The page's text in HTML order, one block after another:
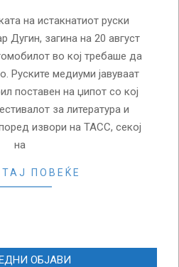
на истакнатиот руски
загина на 20 август
во кој требаше да
Руските медиуми јавуваат
поставен на џипот со кој
за литература и
извори на ТАСС, секој
на
ПОВЕЌЕ
ОБЈАВИ